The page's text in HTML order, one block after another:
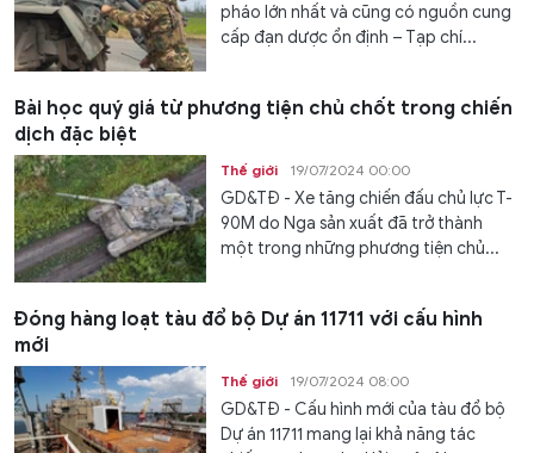
pháo lớn nhất và cũng có nguồn cung
cấp đạn dược ổn định – Tạp chí...
Bài học quý giá từ phương tiện chủ chốt trong chiến
dịch đặc biệt
Thế giới 19/07/2024 00:00
GD&TĐ - Xe tăng chiến đấu chủ lực T-
90M do Nga sản xuất đã trở thành
một trong những phương tiện chủ...
Đóng hàng loạt tàu đổ bộ Dự án 11711 với cấu hình
mới
Thế giới 19/07/2024 08:00
GD&TĐ - Cấu hình mới của tàu đổ bộ
Dự án 11711 mang lại khả năng tác